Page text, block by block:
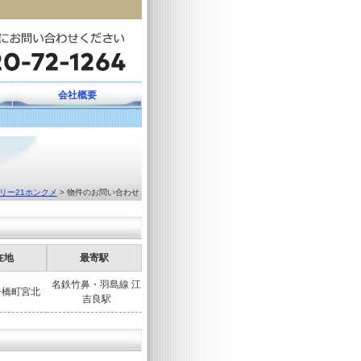
会社概要
ー21ホンクメ 物件のお問い合わせ
地 最寄駅
町宮北
名鉄竹鼻・羽島線 江
吉良駅